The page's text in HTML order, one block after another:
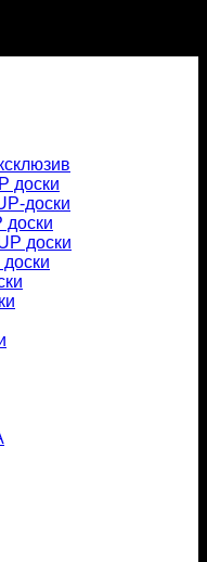
доски
доски
доски